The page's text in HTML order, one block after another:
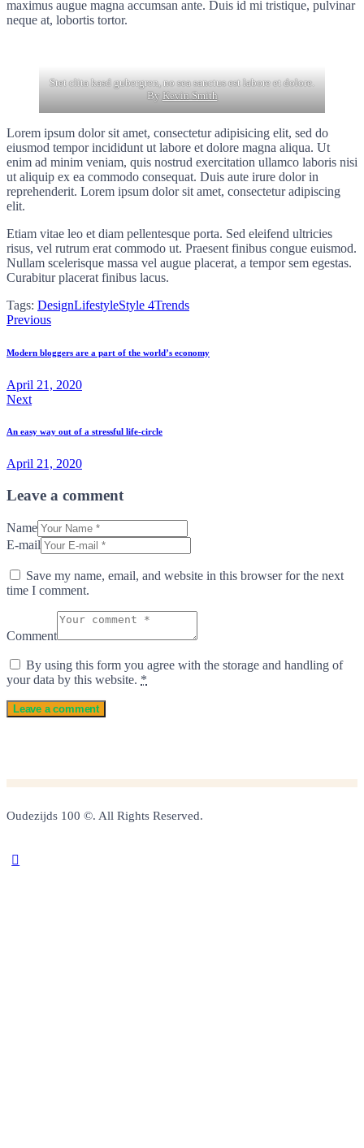
maximus augue magna accumsan ante. Duis id mi tristique, pulvinar
neque at, lobortis tortor.
Stet clita kasd gubergren, no sea sanctus est labore et dolore.
By Kevin Smith
Lorem ipsum dolor sit amet, consectetur adipisicing elit, sed do
eiusmod tempor incididunt ut labore et dolore magna aliqua. Ut
enim ad minim veniam, quis nostrud exercitation ullamco laboris nisi
ut aliquip ex ea commodo consequat. Duis aute irure dolor in
reprehenderit. Lorem ipsum dolor sit amet, consectetur adipiscing
elit.
Etiam vitae leo et diam pellentesque porta. Sed eleifend ultricies
risus, vel rutrum erat commodo ut. Praesent finibus congue euismod.
Nullam scelerisque massa vel augue placerat, a tempor sem egestas.
Curabitur placerat finibus lacus.
Tags: DesignLifestyleStyle 4Trends
Post
navigation
Previous
Modern bloggers are a part of the world’s economy
April 21, 2020
Next
An easy way out of a stressful life-circle
April 21, 2020
Leave a comment
Name
E-mail
Save my name, email, and website in this browser for the next
time I comment.
Comment
By using this form you agree with the storage and handling of
your data by this website. *
Oudezijds 100 ©. All Rights Reserved.